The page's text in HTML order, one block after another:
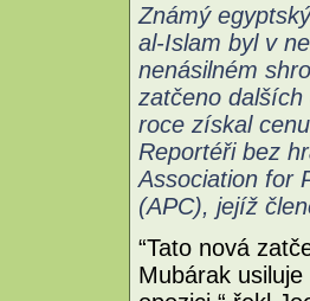
Známý
al-Islam byl v
nenásilném
zatčeno
roce získal
Reportéři bez
Association for
(APC), jejíž
“Tato nová
Mubárak